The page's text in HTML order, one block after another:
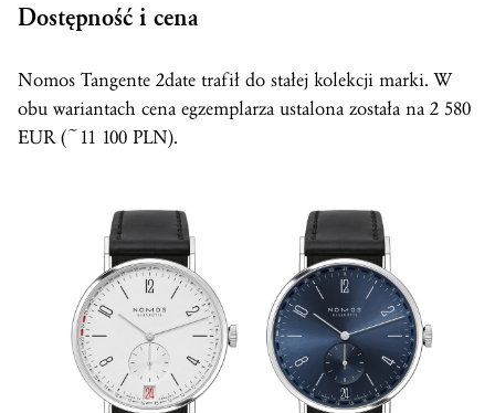
Dostępność i cena
Nomos Tangente 2date trafił do stałej kolekcji marki. W
obu wariantach cena egzemplarza ustalona została na 2 580
EUR (~11 100 PLN).